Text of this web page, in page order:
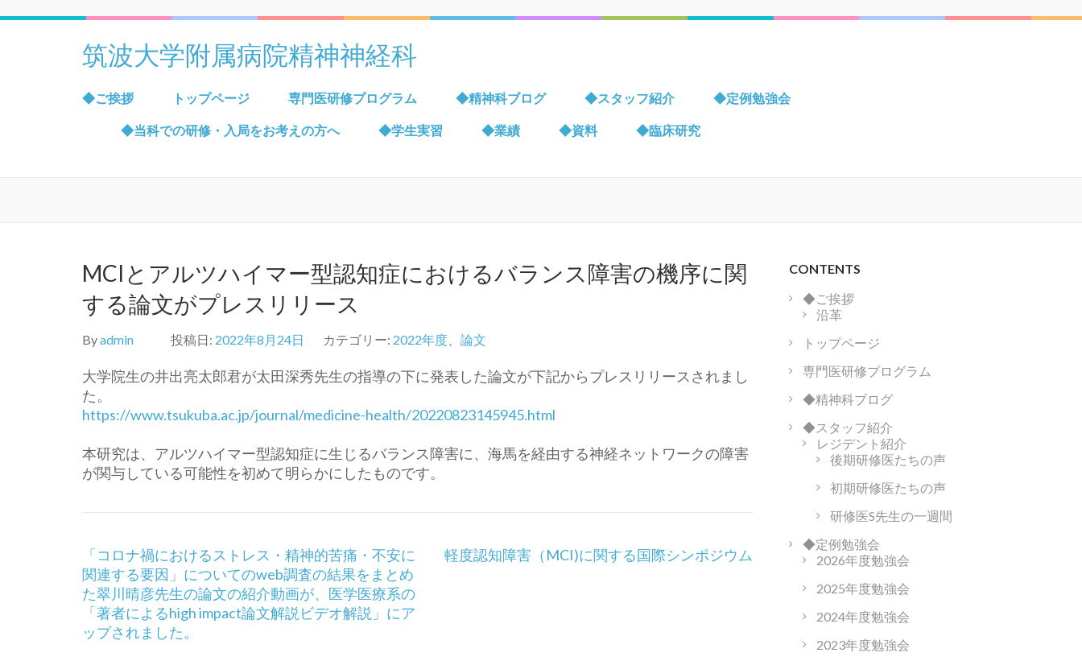
筑波大学附属病院精神神経科
◆ご挨拶 トップページ 専門医研修プログラム ◆精神科ブログ ◆スタッフ紹介 ◆定例勉強会
◆当科での研修・入局をお考えの方へ ◆学生実習 ◆業績 ◆資料 ◆臨床研究
MCIとアルツハイマー型認知症におけるバランス障害の機序に関
する論文がプレスリリース
Byadmin 投稿日: 2022年8月24日 カテゴリー: 2022年度 論文
大学院生の井出亮太郎君が太田深秀先生の指導の下に発表した論文が下記からプレスリリースされまし
た。
https://www.tsukuba.ac.jp/journal/medicine-health/20220823145945.html
本研究は、アルツハイマー型認知症に生じるバランス障害に、 海馬を経由する神経ネットワークの障害
が関与している可能性を初めて明らかにしたものです。
投
稿
ナ
ビ
ゲ
「コロナ禍におけるストレス・精神的苦痛・不安に
関連する要因」についてのweb調査の結果をまとめ
た翠川晴彦先生の論文の紹介動画が、医学医療系の
「著者によるhigh impact論文解説ビデオ解説」にア
ップされました。
軽度認知障害（MCI)に関する国際シンポジウム
CONTENTS
◆ご挨拶
沿革
トップページ
専門医研修プログラム
◆精神科ブログ
◆スタッフ紹介
レジデント紹介
後期研修医たちの声
初期研修医たちの声
研修医S先生の一週間
◆定例勉強会
2026年度勉強会
2025年度勉強会
2024年度勉強会
2023年度勉強会